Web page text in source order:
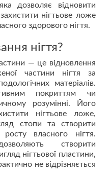
дозволяє відновити
нігтьове ложе
здорового нігтя.
нігтя?
— це відновлення
частини нігтя за
матеріалів.
покриттям чи
розумінні. Його
нігтьове ложе,
стопи та створити
власного нігтя.
створити
нігтьової пластини,
не відрізняється